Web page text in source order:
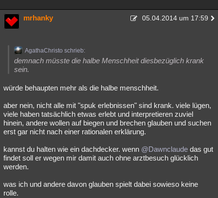
mrhanky 05.04.2014 um 17:59
AgathaChristo schrieb:
demnach müsste die halbe Menschheit diesbezüglich krank
sein.
würde behaupten mehr als die halbe menschheit.
aber nein, nicht alle mit "spuk erlebnissen" sind krank. viele lügen,
viele haben tatsächlich etwas erlebt und interpretieren zuviel
hinein, andere wollen auf biegen und brechen glauben und suchen
erst gar nicht nach einer rationalen erklärung.
kannst du halten wie ein dachdecker. wenn @Dawnclaude das gut
findet soll er wegen mir damit auch ohne arztbesuch glücklich
werden.
was ich und andere davon glauben spielt dabei sowieso keine
rolle.